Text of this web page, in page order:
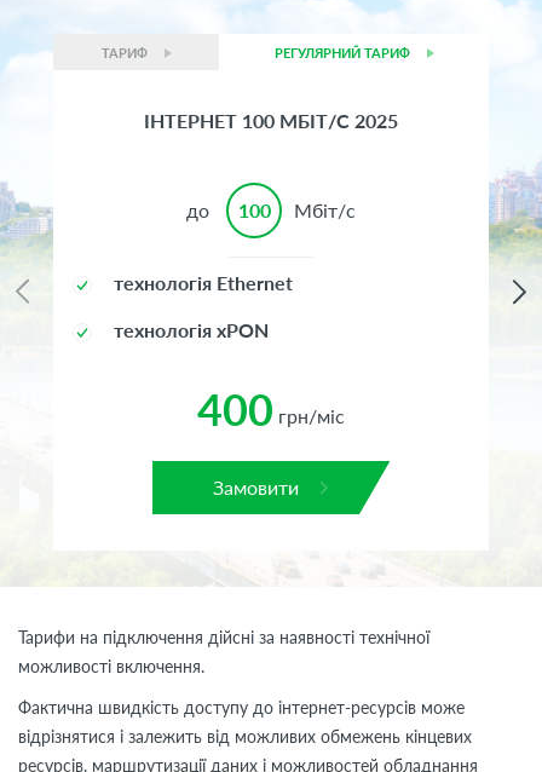
ТАРИФ РЕГУЛЯРНИЙ ТАРИФ
ІНТЕРНЕТ 100 МБІТ/С 2025
до 100 Мбіт/с
технологія Ethernet
технологія xPON
400 грн/міс
Замовити
Тарифи на підключення дійсні за наявності технічної
можливості включення.
Фактична швидкість доступу до інтернет-ресурсів може
відрізнятися і залежить від можливих обмежень кінцевих
ресурсів, маршрутизації даних і можливостей обладнання